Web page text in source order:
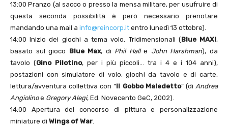
13:00 Pranzo (al sacco o presso la mensa militare, per usufruire di
questa seconda possibilità è però necessario prenotare
mandando una mail a info@reincorp.it entro lunedì 13 ottobre).
14:00 Inizio dei giochi a tema volo. Tridimensionali (Blue MAXI,
basato sul gioco Blue Max, di Phil Halle John Harshman), da
tavolo (Gino Pilotino, per i più piccoli… tra i 4 e i 104 anni),
postazioni con simulatore di volo, giochi da tavolo e di carte,
lettura/avventura collettiva con “Il Gobbo Maledetto” (diAndrea
Angiolinoe Gregory Alegi, Ed. Novecento GeC, 2002).
14:00 Apertura del concorso di pittura e personalizzazione
miniature di Wings of War.